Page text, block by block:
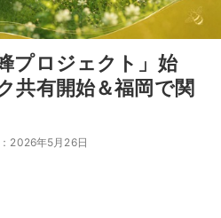
プロジェクト」始
共有開始＆福岡で関
2026年5月26日